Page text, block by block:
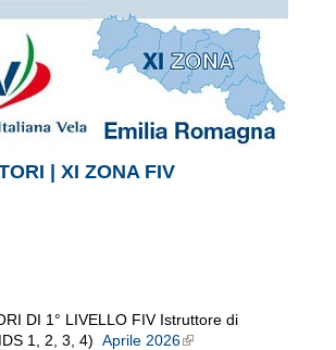
| XI ZONA FIV
DI 1° LIVELLO FIV Istruttore di
1, 2, 3, 4)
Aprile 2026